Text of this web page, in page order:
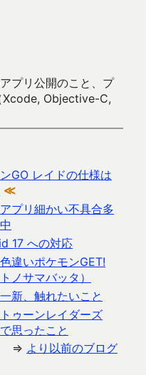
プリ公開のこと、プ
Xcode, Objective-C,
GO レイドの仕様は
≪
プリ細かい不具合多
17 への対応
違いポケモンGET!
トノサマバッタ）
新、触れたいこと
ゥーンレイダーズ
思ったこと
⇒ より以前のブログ